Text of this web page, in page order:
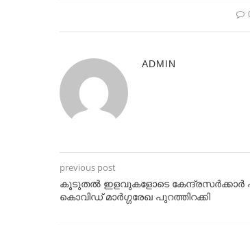
ADMIN
previous post
കൂടുതല്‍ ഇളവുകളോടെ കേന്ദ്രസര്‍ക്കാര്‍
കൊവിഡ് മാര്‍ഗ്ഗരേഖ പുറത്തിറക്കി